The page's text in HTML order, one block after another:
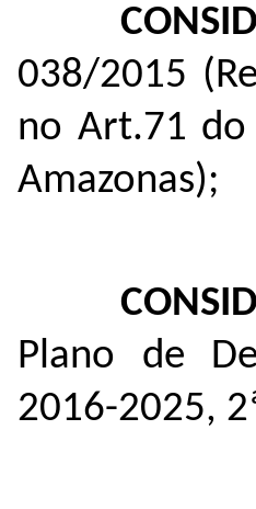
038/2015
no Art.71 do
Amazonas);
Plano de
2016-2025,